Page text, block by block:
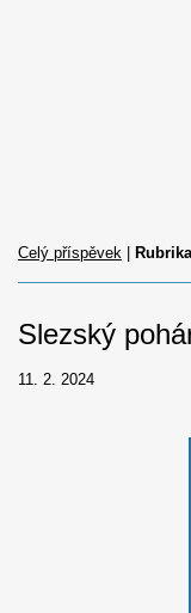
Celý příspěvek
Slezský
11. 2. 2024